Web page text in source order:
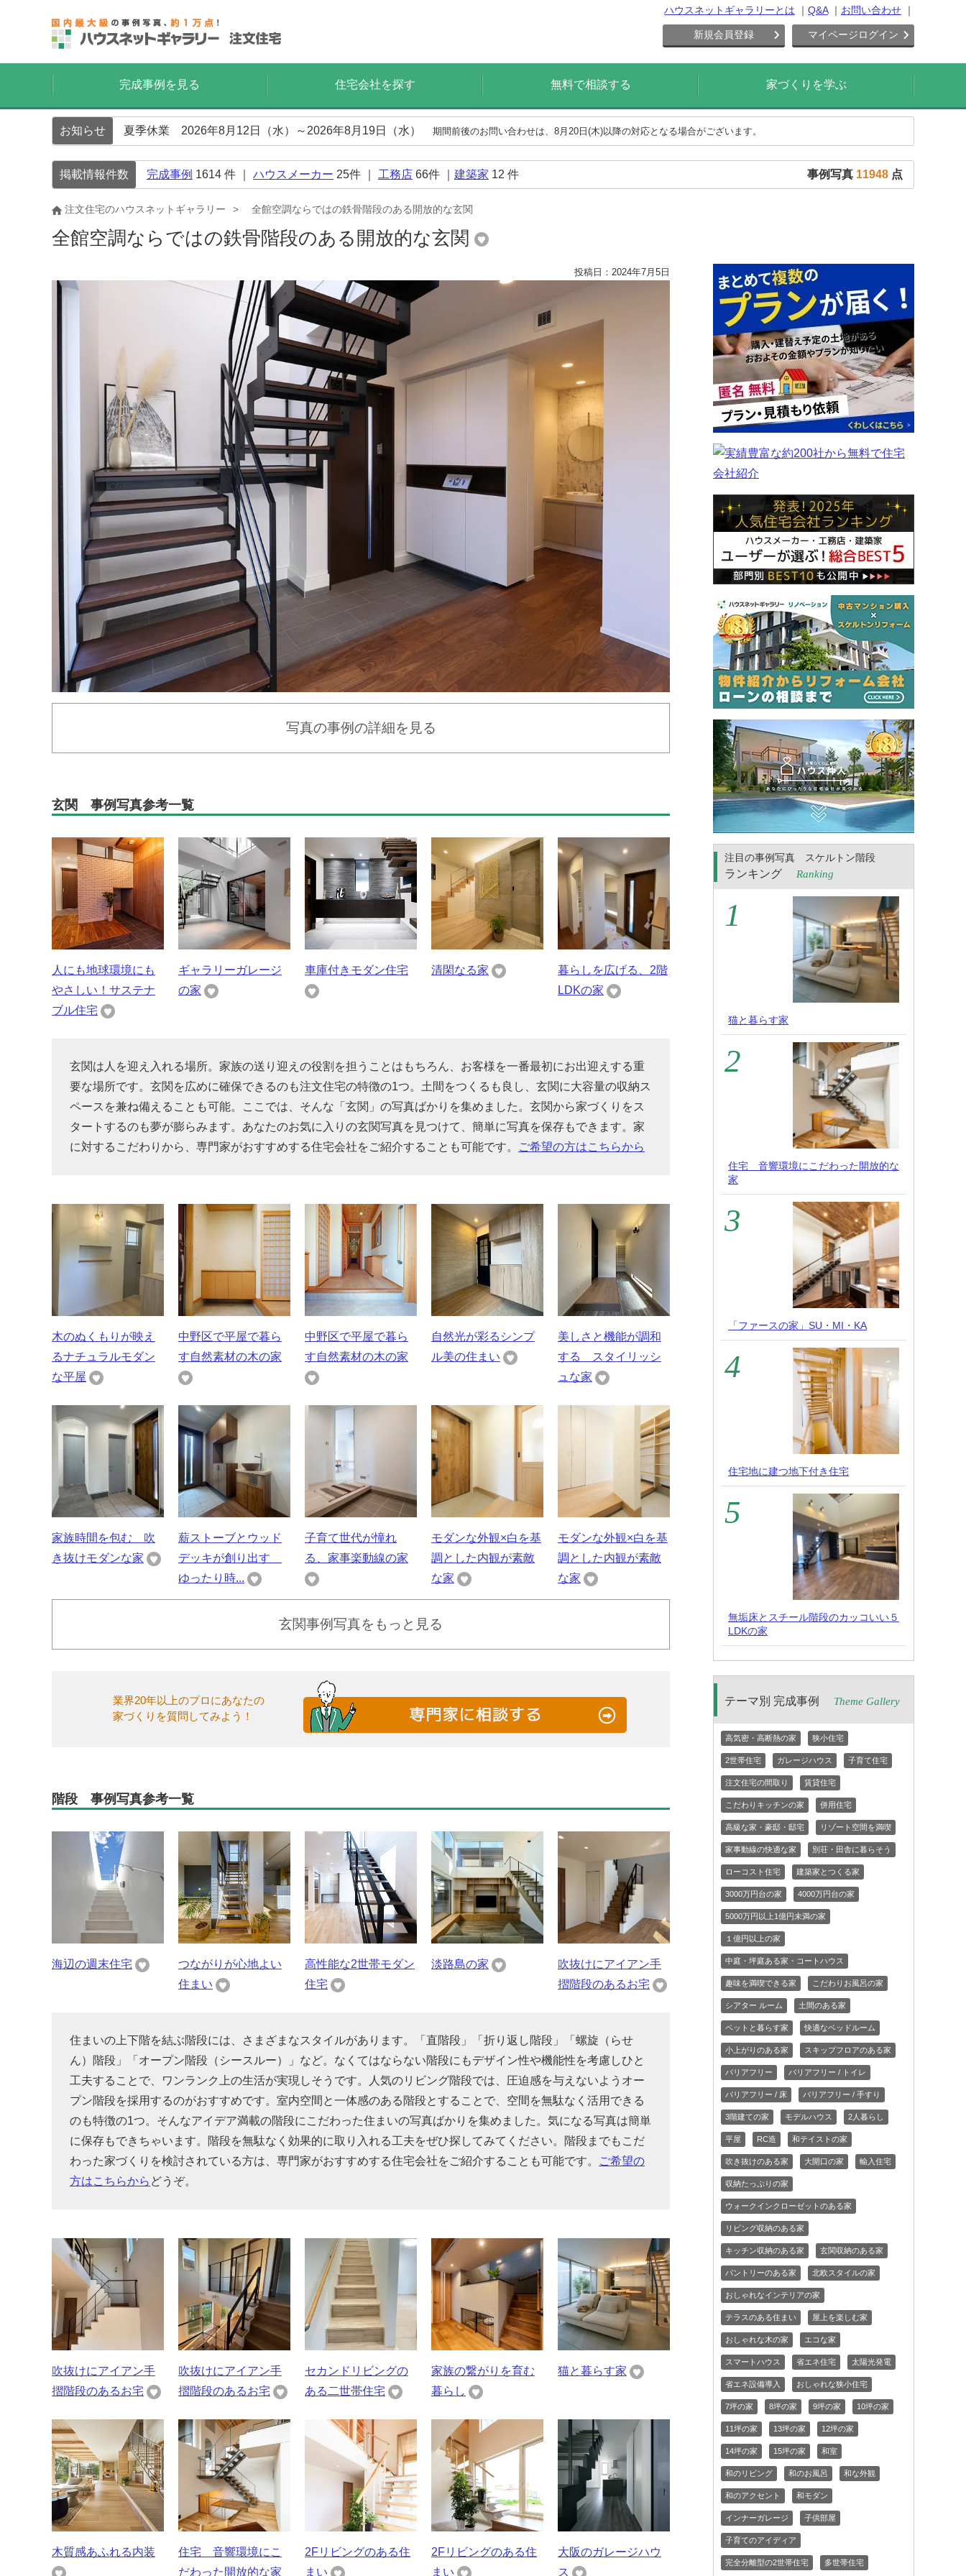
ハウスネットギャラリーとは Q&A お問い合わせ
新規会員登録 マイページログイン
完成事例を見る 住宅会社を探す 無料で相談する 家づくりを学ぶ
お知らせ 夏季休業 2026年8月12日（水）～2026年8月19日（水） 期間前後のお問い合わせは、8月20日(木)以降の対応となる場合がございます。
掲載情報件数 完成事例 1614 件 ｜ ハウスメーカー 25件 ｜ 工務店 66件 ｜ 建築家 12 件 事例写真 11948 点
注文住宅のハウスネットギャラリー 全館空調ならではの鉄骨階段のある開放的な玄関
全館空調ならではの鉄骨階段のある開放的な玄関
投稿日：2024年7月5日
写真の事例の詳細を見る
玄関 事例写真参考一覧
人にも地球環境にも
やさしい！サステナ
ブル住宅
ギャラリーガレージ
の家
車庫付きモダン住宅 清閑なる家
暮らしを広げる、2階
LDKの家
玄関は人を迎え入れる場所。家族の送り迎えの役割を担うことはもちろん、お客様を一番最初にお出迎えする重
要な場所です。玄関を広めに確保できるのも注文住宅の特徴の1つ。土間をつくるも良し、玄関に大容量の収納ス
ペースを兼ね備えることも可能。ここでは、そんな「玄関」の写真ばかりを集めました。玄関から家づくりをス
タートするのも夢が膨らみます。あなたのお気に入りの玄関写真を見つけて、簡単に写真を保存もできます。家
に対するこだわりから、専門家がおすすめする住宅会社をご紹介することも可能です。
ご希望の方はこちらから
木のぬくもりが映え
るナチュラルモダン
な平屋
中野区で平屋で暮ら
す自然素材の木の家
中野区で平屋で暮ら
す自然素材の木の家
自然光が彩るシンプ
ル美の住まい
美しさと機能が調和
する スタイリッシ
ュな家
家族時間を包む 吹
き抜けモダンな家
薪ストーブとウッド
デッキが創り出す
ゆったり時...
子育て世代が憧れ
る、家事楽動線の家
モダンな外観×白を基
調とした内観が素敵
な家
モダンな外観×白を基
調とした内観が素敵
な家
玄関事例写真をもっと見る
業界20年以上のプロにあなたの
家づくりを質問してみよう！
階段 事例写真参考一覧
海辺の週末住宅
つながりが心地よい
住まい
高性能な2世帯モダン
住宅
淡路島の家
吹抜けにアイアン手
摺階段のあるお宅
住まいの上下階を結ぶ階段には、さまざまなスタイルがあります。「直階段」「折り返し階段」「螺旋（らせ
ん）階段」「オープン階段（シースルー）」など。なくてはならない階段にもデザイン性や機能性を考慮しひと
工夫することで、ワンランク上の生活が実現しそうです。人気のリビング階段では、圧迫感を与えないようオー
プン階段を採用するのがおすすめです。室内空間と一体感のある階段とすることで、空間を無駄なく活用できる
のも特徴の1つ。そんなアイデア満載の階段にこだわった住まいの写真ばかりを集めました。気になる写真は簡単
に保存もできちゃいます。階段を無駄なく効果的に取り入れる工夫をぜひ探してみてください。階段までもこだ
わった家づくりを検討されている方は、専門家がおすすめする住宅会社をご紹介することも可能です。
ご希望の
方はこちらから どうぞ。
吹抜けにアイアン手
摺階段のあるお宅
吹抜けにアイアン手
摺階段のあるお宅
セカンドリビングの
ある二世帯住宅
家族の繋がりを育む
暮らし
猫と暮らす家
木質感あふれる内装
住宅 音響環境にこ
だわった開放的な家
2Fリビングのある住
まい
2Fリビングのある住
まい
大阪のガレージハウ
ス
注目の事例写真 スケルトン階段
ランキング Ranking
猫と暮らす家
住宅 音響環境にこだわった開放的な
家
「ファースの家」SU・MI・KA
住宅地に建つ地下付き住宅
無垢床とスチール階段のカッコいい５
LDKの家
テーマ別 完成事例 Theme Gallery
高気密・高断熱の家 狭小住宅
2世帯住宅 ガレージハウス 子育て住宅
注文住宅の間取り 賃貸住宅
こだわりキッチンの家 併用住宅
高級な家・豪邸・邸宅 リゾート空間を満喫
家事動線の快適な家 別荘・田舎に暮らそう
ローコスト住宅 建築家とつくる家
3000万円台の家 4000万円台の家
5000万円以上1億円未満の家
１億円以上の家
中庭・坪庭ある家・コートハウス
趣味を満喫できる家 こだわりお風呂の家
シアター ルーム 土間のある家
ペットと暮らす家 快適なベッドルーム
小上がりのある家 スキップフロアのある家
バリアフリー バリアフリー / トイレ
バリアフリー / 床 バリアフリー / 手すり
3階建ての家 モデルハウス 2人暮らし
平屋 RC造 和テイストの家
吹き抜けのある家 大開口の家 輸入住宅
収納たっぷりの家
ウォークインクローゼットのある家
リビング収納のある家
キッチン収納のある家 玄関収納のある家
パントリーのある家 北欧スタイルの家
おしゃれなインテリアの家
テラスのある住まい 屋上を楽しむ家
おしゃれな木の家 エコな家
スマートハウス 省エネ住宅 太陽光発電
省エネ設備導入 おしゃれな狭小住宅
7坪の家 8坪の家 9坪の家 10坪の家
11坪の家 13坪の家 12坪の家
14坪の家 15坪の家 和室
和のリビング 和のお風呂 和な外観
和のアクセント 和モダン
インナーガレージ 子供部屋
子育てのアイディア
完全分離型の2世帯住宅 多世帯住宅